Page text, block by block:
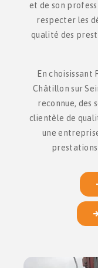
et de son
respecter les
qualité des
En choisissant
Châtillon sur
reconnue, des
clientèle de
une
prestations